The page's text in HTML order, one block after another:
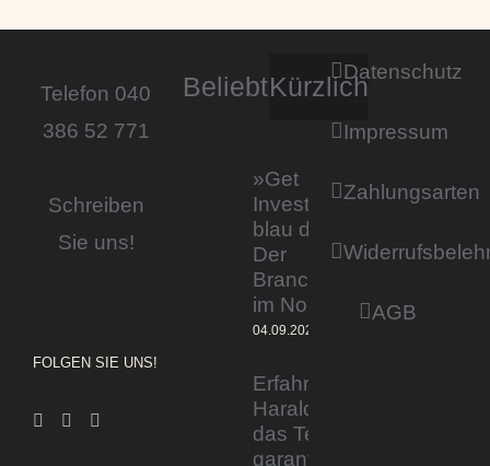
Telefon 040
386 52 771
Schreiben
Sie uns!
FOLGEN SIE UNS!
BeliebtKürzlich
»Get
Invested by
blau direkt«:
Der
Branchentag
im Norden
04.09.2023
Erfahrener Experte
Harald Wesely stärkt
das Team von
garantiertmehrnetto.de
Datenschutz
Impressum
Zahlungsarten
AGB